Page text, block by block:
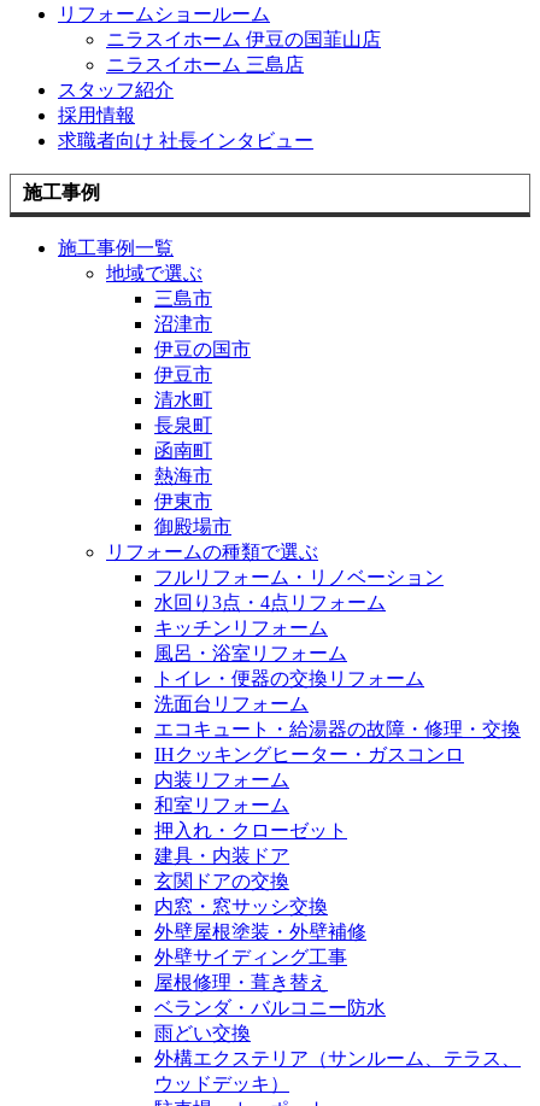
リフォームショールーム
ニラスイホーム 伊豆の国韮山店
ニラスイホーム 三島店
スタッフ紹介
採用情報
求職者向け 社長インタビュー
施工事例
施工事例一覧
地域で選ぶ
三島市
沼津市
伊豆の国市
伊豆市
清水町
長泉町
函南町
熱海市
伊東市
御殿場市
リフォームの種類で選ぶ
フルリフォーム・リノベーション
水回り3点・4点リフォーム
キッチンリフォーム
風呂・浴室リフォーム
トイレ・便器の交換リフォーム
洗面台リフォーム
エコキュート・給湯器の故障・修理・交換
IHクッキングヒーター・ガスコンロ
内装リフォーム
和室リフォーム
押入れ・クローゼット
建具・内装ドア
玄関ドアの交換
内窓・窓サッシ交換
外壁屋根塗装・外壁補修
外壁サイディング工事
屋根修理・葺き替え
ベランダ・バルコニー防水
雨どい交換
外構エクステリア（サンルーム、テラス、
ウッドデッキ）